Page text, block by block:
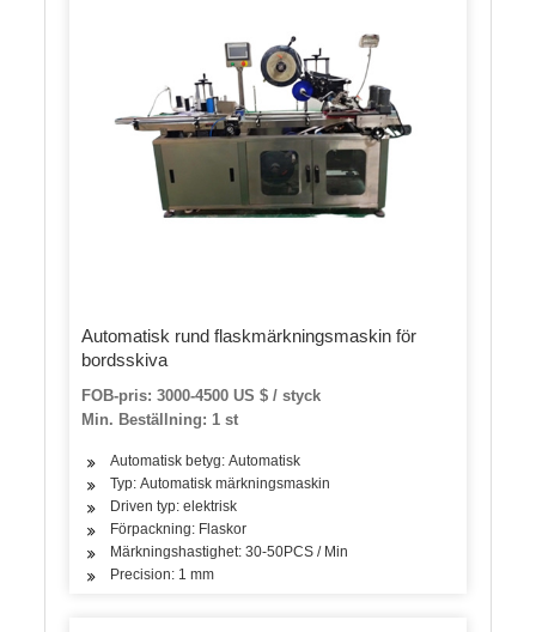
Automatisk rund flaskmärkningsmaskin för
bordsskiva
FOB-pris: 3000-4500 US $ / styck
Min. Beställning: 1 st
Automatisk betyg: Automatisk
Typ: Automatisk märkningsmaskin
Driven typ: elektrisk
Förpackning: Flaskor
Märkningshastighet: 30-50PCS / Min
Precision: 1 mm